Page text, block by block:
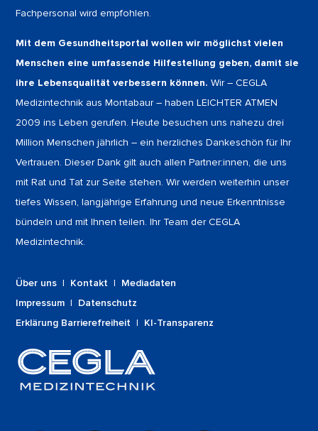
Fachpersonal wird empfohlen.
Mit dem Gesundheitsportal wollen wir möglichst vielen
Menschen eine umfassende Hilfestellung geben, damit sie
ihre Lebensqualität verbessern können. Wir – CEGLA
Medizintechnik aus Montabaur – haben LEICHTER ATMEN
2009 ins Leben gerufen. Heute besuchen uns nahezu drei
Million Menschen jährlich – ein herzliches Dankeschön für Ihr
Vertrauen. Dieser Dank gilt auch allen Partner:innen, die uns
mit Rat und Tat zur Seite stehen. Wir werden weiterhin unser
tiefes Wissen, langjährige Erfahrung und neue Erkenntnisse
bündeln und mit Ihnen teilen. Ihr Team der CEGLA
Medizintechnik.
Über uns | Kontakt | Mediadaten
Impressum | Datenschutz
Erklärung Barrierefreiheit | KI-Transparenz